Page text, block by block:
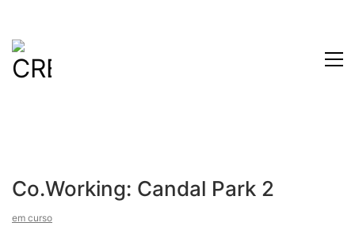
Co.Working: Candal Park 2
em curso